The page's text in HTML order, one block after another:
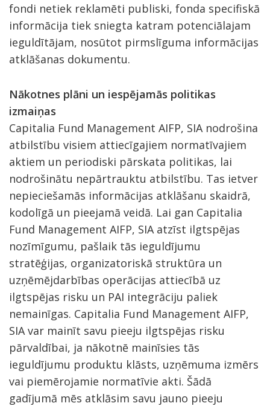
fondi netiek reklamēti publiski, fonda specifiskā
informācija tiek sniegta katram potenciālajam
ieguldītājam, nosūtot pirmslīguma informācijas
atklāšanas dokumentu.
Nākotnes plāni un iespējamās politikas
izmaiņas
Capitalia Fund Management AIFP, SIA nodrošina
atbilstību visiem attiecīgajiem normatīvajiem
aktiem un periodiski pārskata politikas, lai
nodrošinātu nepārtrauktu atbilstību. Tas ietver
nepieciešamās informācijas atklāšanu skaidrā,
kodolīgā un pieejamā veidā. Lai gan Capitalia
Fund Management AIFP, SIA atzīst ilgtspējas
nozīmīgumu, pašlaik tās ieguldījumu
stratēģijas, organizatoriskā struktūra un
uzņēmējdarbības operācijas attiecībā uz
ilgtspējas risku un PAI integrāciju paliek
nemainīgas. Capitalia Fund Management AIFP,
SIA var mainīt savu pieeju ilgtspējas risku
pārvaldībai, ja nākotnē mainīsies tās
ieguldījumu produktu klāsts, uzņēmuma izmērs
vai piemērojamie normatīvie akti. Šādā
gadījumā mēs atklāsim savu jauno pieeju